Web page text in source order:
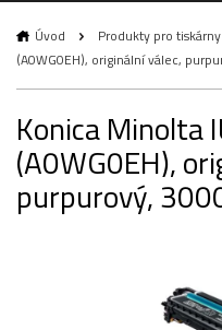
Úvod Produkty pro tiskárny
(A0WG0EH), originální válec,
Konica Minolta
(A0WG0EH),
purpurový,